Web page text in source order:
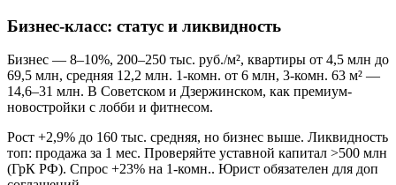
Бизнес-класс: статус и ликвидность
Бизнес — 8–10%, 200–250 тыс. руб./м², квартиры от 4,5 млн до
69,5 млн, средняя 12,2 млн. 1-комн. от 6 млн, 3-комн. 63 м² —
14,6–31 млн. В Советском и Дзержинском, как премиум-
новостройки с лобби и фитнесом.
Рост +2,9% до 160 тыс. средняя, но бизнес выше. Ликвидность
топ: продажа за 1 мес. Проверяйте уставной капитал >500 млн
(ГрК РФ). Спрос +23% на 1-комн.. Юрист обязателен для доп